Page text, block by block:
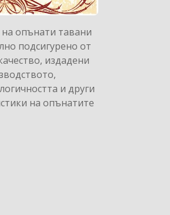
опънати тавани
подсигурено от
издадени
и други
на опънатите